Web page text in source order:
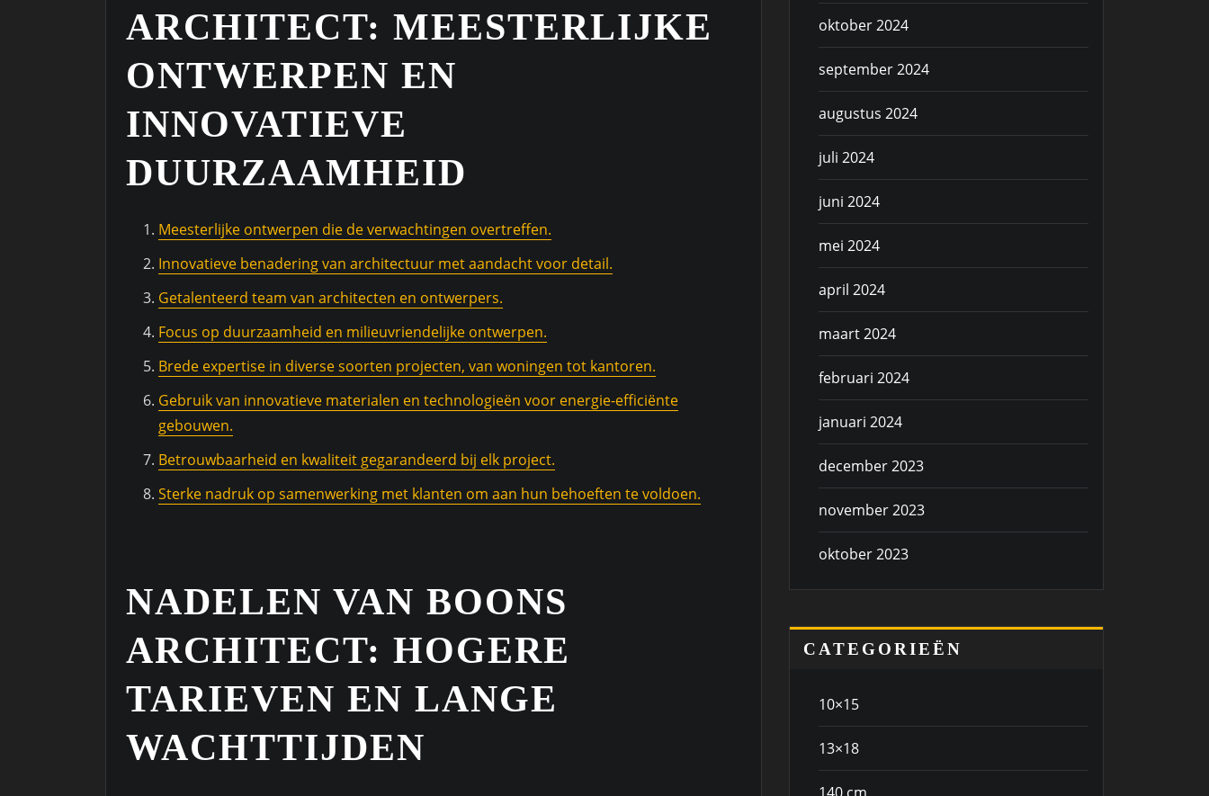
ARCHITECT: MEESTERLIJKE
ONTWERPEN EN
INNOVATIEVE
DUURZAAMHEID
Meesterlijke ontwerpen die de verwachtingen overtreffen.
Innovatieve benadering van architectuur met aandacht voor detail.
Getalenteerd team van architecten en ontwerpers.
Focus op duurzaamheid en milieuvriendelijke ontwerpen.
Brede expertise in diverse soorten projecten, van woningen tot kantoren.
Gebruik van innovatieve materialen en technologieën voor energie-efficiënte
gebouwen.
Betrouwbaarheid en kwaliteit gegarandeerd bij elk project.
Sterke nadruk op samenwerking met klanten om aan hun behoeften te voldoen.
NADELEN VAN BOONS
ARCHITECT: HOGERE
TARIEVEN EN LANGE
WACHTTIJDEN
oktober 2024
september 2024
augustus 2024
juli 2024
juni 2024
mei 2024
april 2024
maart 2024
februari 2024
januari 2024
december 2023
november 2023
oktober 2023
CATEGORIEËN
10×15
13×18